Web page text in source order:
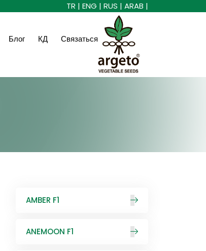
TR | ENG | RUS | ARAB |
Блог КД Связаться
AMBER F1
ANEMOON F1